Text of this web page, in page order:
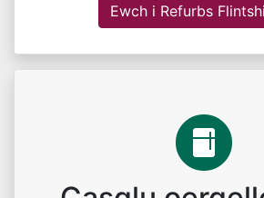
Ewch i Refurbs